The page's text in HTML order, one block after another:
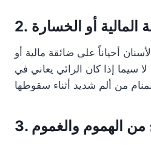
المالية أو الخسارة
أحياناً على ضائقة مالية أو
سيما إذا كان الرائي يعاني في
من الهموم والغموم